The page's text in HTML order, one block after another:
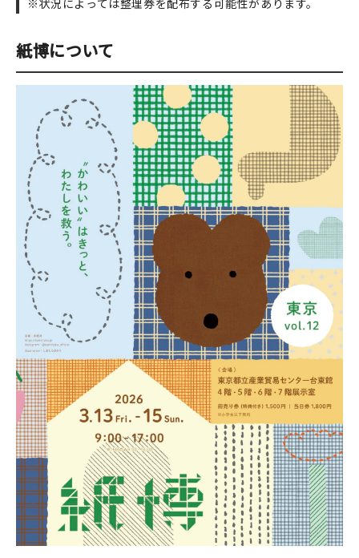
※状況によっては整理券を配布する可能性があります。
紙博について